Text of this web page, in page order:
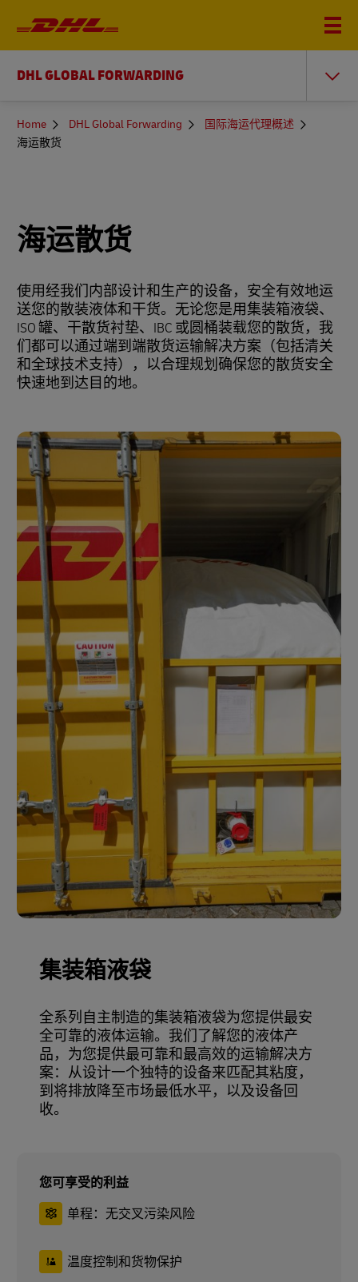
DHL GLOBAL FORWARDING
You
here
Home DHL Global Forwarding
国际海运代理概述
海运散货
海运散货
使用经我们内部设计和生产的设备，安全有效地运
送您的散装液体和干货。无论您是用集装箱液袋、
ISO 罐、干散货衬垫、IBC 或圆桶装载您的散货，我
们都可以通过端到端散货运输解决方案（包括清关
和全球技术支持），以合理规划确保您的散货安全
快速地到达目的地。
集装箱液袋
全系列自主制造的集装箱液袋为您提供最安
全可靠的液体运输。我们了解您的液体产
品，为您提供最可靠和最高效的运输解决方
案：从设计一个独特的设备来匹配其粘度，
到将排放降至市场最低水平，以及设备回
收。
您可享受的利益
单程：无交叉污染风险
温度控制和货物保护